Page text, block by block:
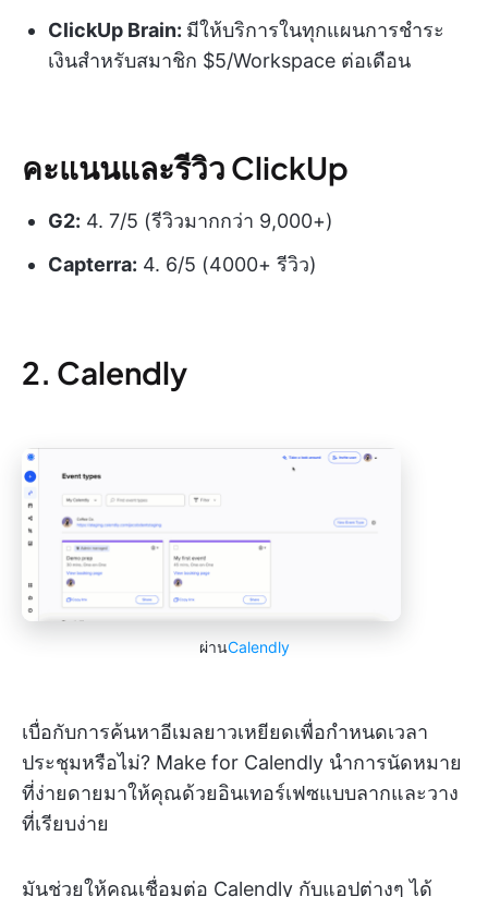
ClickUp Brain: มีให้บริการในทุกแผนการชำระ
เงินสำหรับสมาชิก $5/Workspace ต่อเดือน
คะแนนและรีวิว ClickUp
G2: 4. 7/5 (รีวิวมากกว่า 9,000+)
Capterra: 4. 6/5 (4000+ รีวิว)
2. Calendly
ผ่านCalendly
เบื่อกับการค้นหาอีเมลยาวเหยียดเพื่อกำหนดเวลา
ประชุมหรือไม่? Make for Calendly นำการนัดหมาย
ที่ง่ายดายมาให้คุณด้วยอินเทอร์เฟซแบบลากและวาง
ที่เรียบง่าย
มันช่วยให้คุณเชื่อมต่อ Calendly กับแอปต่างๆ ได้